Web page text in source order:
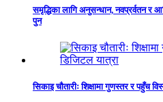
समृद्धिका लागि अनुसन्धान, नवप्रर्वतन र
पुन
सिकाइ चौतारीः शिक्षामा गुणस्तर र पहुँच